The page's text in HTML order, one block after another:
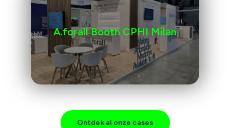
A.forall Booth CPHI Milan
Ontdek al onze cases